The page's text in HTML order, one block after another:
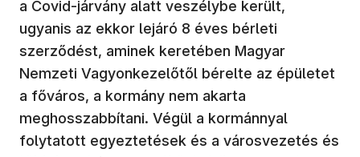
a Covid-járvány alatt veszélybe került,
ugyanis az ekkor lejáró 8 éves bérleti
szerződést, aminek keretében Magyar
Nemzeti Vagyonkezelőtől bérelte az épületet
a főváros, a kormány nem akarta
meghosszabbítani. Végül a kormánnyal
folytatott egyeztetések és a városvezetés és